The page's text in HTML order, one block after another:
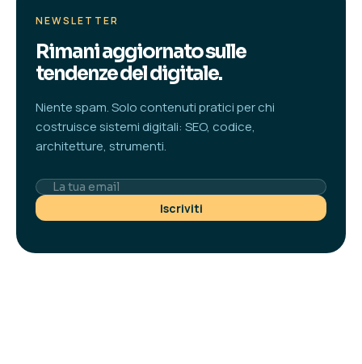
NEWSLETTER
Rimani aggiornato sulle
tendenze del digitale.
Niente spam. Solo contenuti pratici per chi
costruisce sistemi digitali: SEO, codice,
architetture, strumenti.
Iscriviti